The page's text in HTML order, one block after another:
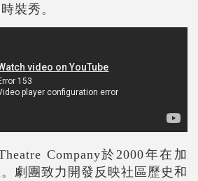
裝秀。
Company於2000年在加
劇團致力開發反映社區歷史和